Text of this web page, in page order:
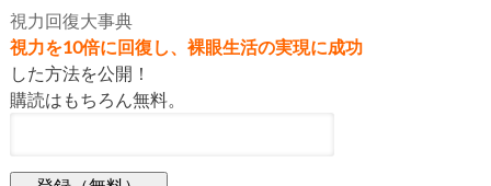
視力回復大事典
視力を10倍に回復し、裸眼生活の実現に成功
した方法を公開！
購読はもちろん無料。